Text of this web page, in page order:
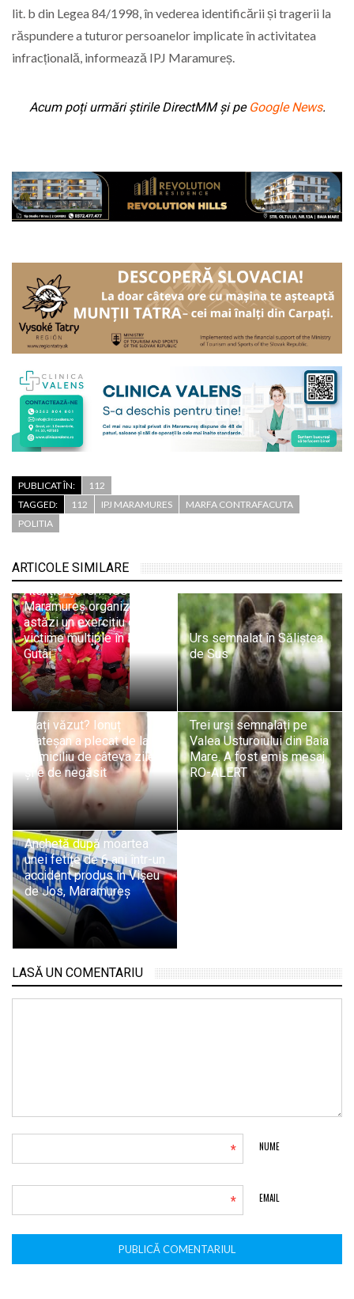
lit. b din Legea 84/1998, în vederea identificării și tragerii la
răspundere a tuturor persoanelor implicate în activitatea
infracțională, informează IPJ Maramureș.
Acum poți urmări știrile DirectMM și pe Google News.
PUBLICAT ÎN:
112
TAGGED:
112 IPJ MARAMURES
MARFA CONTRAFACUTA
POLITIA
ARTICOLE SIMILARE
Atenție, șoferi! ISU
Maramureș organizează
astăzi un exercițiu cu
victime multiple în Pasul
Gutâi
Urs semnalat în Săliștea
de Sus
L-ați văzut? Ionuț
Mateșan a plecat de la
domiciliu de câteva zile
și e de negăsit
Trei urși semnalați pe
Valea Usturoiului din Baia
Mare. A fost emis mesaj
RO-ALERT
Anchetă după moartea
unei fetițe de 6 ani într-un
accident produs în Vișeu
de Jos, Maramureș
LASĂ UN COMENTARIU
NUME
*
EMAIL
*